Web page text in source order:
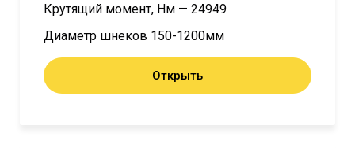
Крутящий момент, Нм — 24949
Диаметр шнеков 150-1200мм
Открыть